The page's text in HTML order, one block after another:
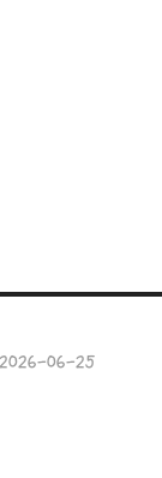
2026-06-25